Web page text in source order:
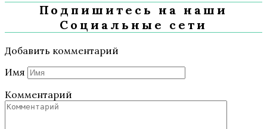
Подпишитесь на наши
Социальные сети
Добавить комментарий
Имя
Комментарий